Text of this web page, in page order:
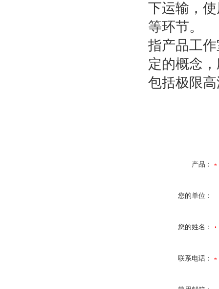
下运输，
等环节。
指产品工
定的概念
包括极限
产品：
您的单位：
您的姓名：
联系电话：